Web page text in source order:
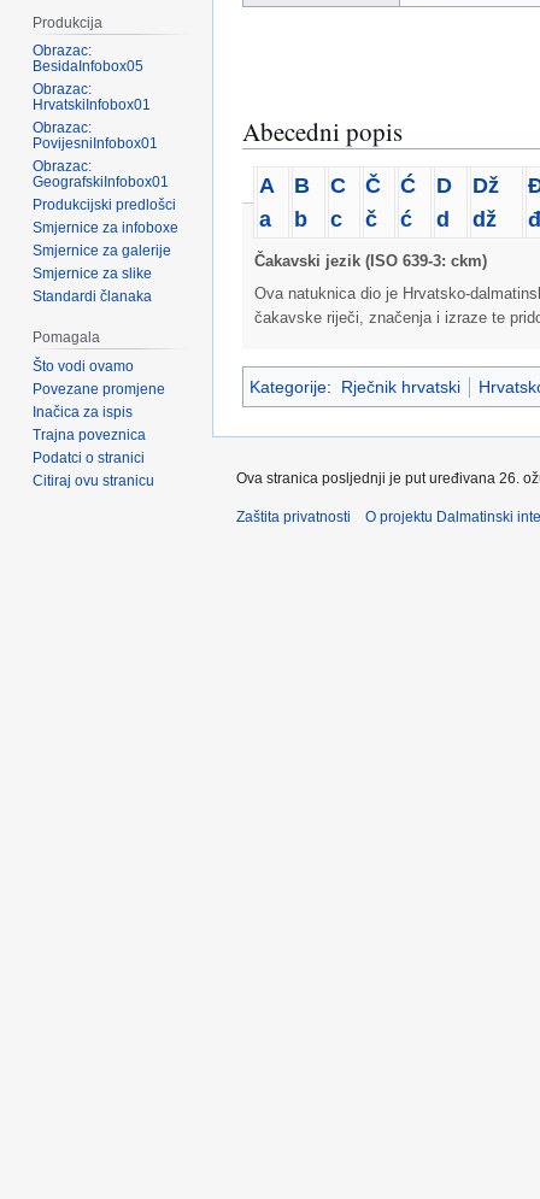
Abecedni popis
A
a
B
b
C
c
Č
č
Ć
ć
D
d
Dž
dž
đ
Čakavski jezik (ISO 639-3: ckm)
Ova natuknica dio je Hrvatsko-
čakavske riječi, značenja i izraze te
Kategorije: Rječnik hrvatski
Produkcija
Obrazac:
BesidaInfobox05
Obrazac:
HrvatskiInfobox01
Obrazac:
PovijesniInfobox01
Obrazac:
GeografskiInfobox01
Produkcijski predlošci
Smjernice za infoboxe
Smjernice za galerije
Smjernice za slike
Standardi članaka
Pomagala
Što vodi ovamo
Povezane promjene
Inačica za ispis
Trajna poveznica
Podatci o stranici
Citiraj ovu stranicu
Ova stranica posljednji je put uređivana 26.
Zaštita privatnosti O projektu Dalmatinski